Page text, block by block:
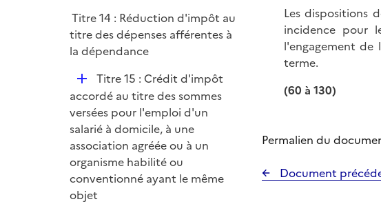
e
r
Titre 14 : Réduction d'impôt au
titre des dépenses afférentes à
la dépendance
D
é
p
l
i
e
r
Titre 15 : Crédit d'impôt
accordé au titre des sommes
versées pour l'emploi d'un
salarié à domicile, à une
association agréée ou à un
organisme habilité ou
conventionné ayant le même
objet
Les dispositions
incidence pour
l'engagement
terme.
(60 à 130)
Permalien du
Document